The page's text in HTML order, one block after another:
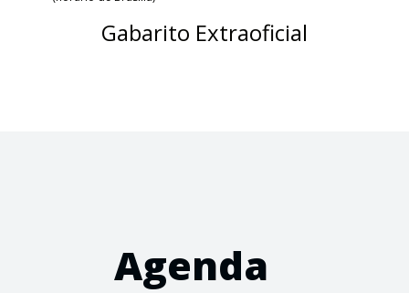
Gabarito Extraoficial
Agenda